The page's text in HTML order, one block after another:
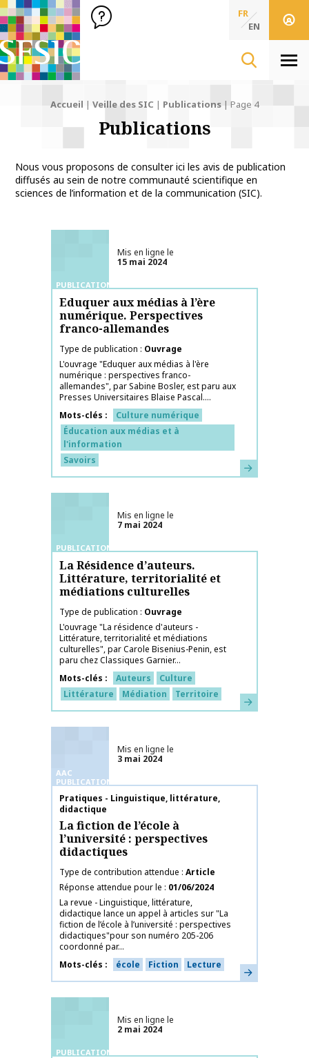
SFSIC Société Française des Sciences de l'Information & de
Société Française des Sciences
de l'Information
FR
EN
Accueil | Veille des SIC | Publications | Page 4
Publications
Nous vous proposons de consulter ici les avis de publication
diffusés au sein de notre communauté scientifique en
sciences de l’information et de la communication (SIC).
PUBLICATIONS
Mis en ligne le
15 mai 2024
Eduquer aux médias à l’ère
numérique. Perspectives
franco-allemandes
Type de publication
Ouvrage
L'ouvrage "Eduquer aux médias à l'ère
numérique : perspectives franco-
allemandes", par Sabine Bosler, est paru aux
Presses Universitaires Blaise Pascal....
Mots-clés
Culture numérique
Éducation aux médias et à
l'information
Savoirs
En savoir plus
PUBLICATIONS
Mis en ligne le
7 mai 2024
La Résidence d’auteurs.
Littérature, territorialité et
médiations culturelles
Type de publication
Ouvrage
L'ouvrage "La résidence d'auteurs -
Littérature, territorialité et médiations
culturelles", par Carole Bisenius-Penin, est
paru chez Classiques Garnier...
Mots-clés
Auteurs
Culture
Littérature
Médiation Territoire En savoir plus
AAC
PUBLICATIONS
Mis en ligne le
3 mai 2024
Nom de la publication
Pratiques - Linguistique, littérature,
didactique
La fiction de l’école à
l’université : perspectives
didactiques
Type de contribution attendue Article
Réponse attendue pour le
01/06/2024
La revue - Linguistique, littérature,
didactique lance un appel à articles sur "La
fiction de l’école à l’université : perspectives
didactiques"pour son numéro 205-206
coordonné par...
Mots-clés
école Fiction Lecture En savoir plus
PUBLICATIONS
Mis en ligne le
2 mai 2024